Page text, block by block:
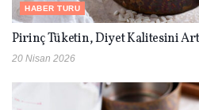
HABER TURU
Pirinç Tüketin, Diyet Kalitesini
20 Nisan 2026